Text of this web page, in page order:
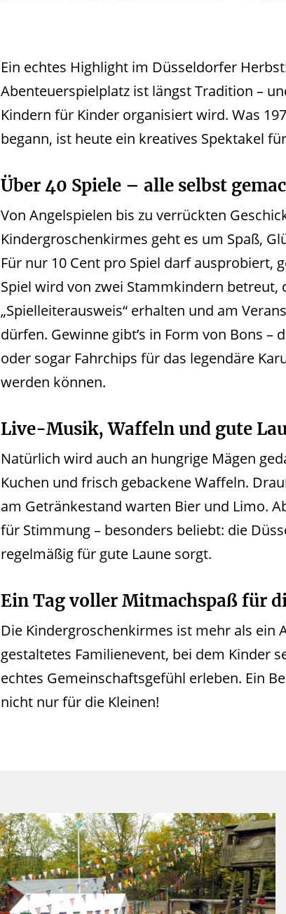
Ein echtes Highlight im Düsseldorfer
Abenteuerspielplatz ist längst Tradition –
Kindern für Kinder organisiert wird. Was
begann, ist heute ein kreatives Spektakel
Über 40 Spiele – alle selbst
Von Angelspielen bis zu verrückten
Kindergroschenkirmes geht es um Spaß,
Für nur 10 Cent pro Spiel darf ausprobiert,
Spiel wird von zwei Stammkindern betreut,
„Spielleiterausweis“ erhalten und am
dürfen. Gewinne gibt’s in Form von Bons –
oder sogar Fahrchips für das legendäre
werden können.
Live-Musik, Waffeln und gute
Natürlich wird auch an hungrige Mägen
Kuchen und frisch gebackene Waffeln.
am Getränkestand warten Bier und Limo.
für Stimmung – besonders beliebt: die
regelmäßig für gute Laune sorgt.
Ein Tag voller Mitmachspaß für
Die Kindergroschenkirmes ist mehr als ein
gestaltetes Familienevent, bei dem Kinder
echtes Gemeinschaftsgefühl erleben. Ein
nicht nur für die Kleinen!